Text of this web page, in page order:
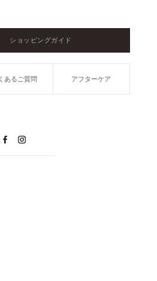
ショッピングガイド
あるご質問 アフターケア